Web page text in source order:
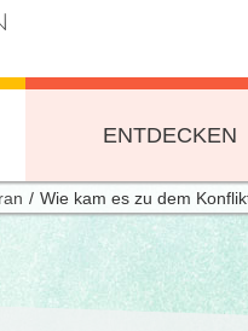
ENTDECKEN
Wie kam es zu dem